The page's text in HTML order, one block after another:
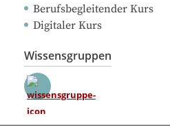
Berufsbegleitender Kurs
Digitaler Kurs
Wissensgruppen